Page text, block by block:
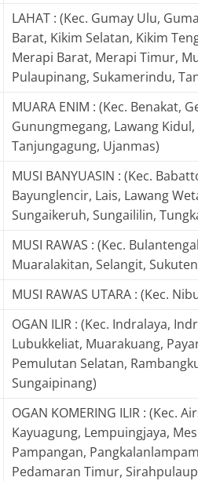
LAHAT : (Kec. Gumay Ulu,
Barat, Kikim Selatan, Kikim
Merapi Barat, Merapi Timur,
Pulaupinang, Sukamerindu,
MUARA ENIM : (Kec. Benakat,
Gunungmegang, Lawang
Tanjungagung, Ujanmas)
MUSI BANYUASIN : (Kec.
Bayunglencir, Lais, Lawang
Sungaikeruh, Sungaililin,
MUSI RAWAS : (Kec.
Muaralakitan, Selangit,
MUSI RAWAS UTARA : (Kec.
OGAN ILIR : (Kec. Indralaya,
Lubukkeliat, Muarakuang,
Pemulutan Selatan,
Sungaipinang)
OGAN KOMERING ILIR : (Kec.
Kayuagung, Lempuingjaya,
Pampangan,
Pedamaran Timur,